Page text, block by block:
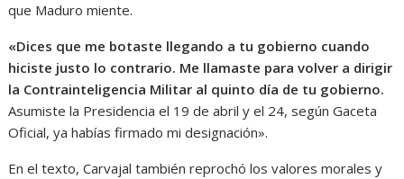
que Maduro miente.
«Dices que me botaste llegando a tu gobierno cuando
hiciste justo lo contrario. Me llamaste para volver a dirigir
la Contrainteligencia Militar al quinto día de tu gobierno.
Asumiste la Presidencia el 19 de abril y el 24, según Gaceta
Oficial, ya habías firmado mi designación».
En el texto, Carvajal también reprochó los valores morales y